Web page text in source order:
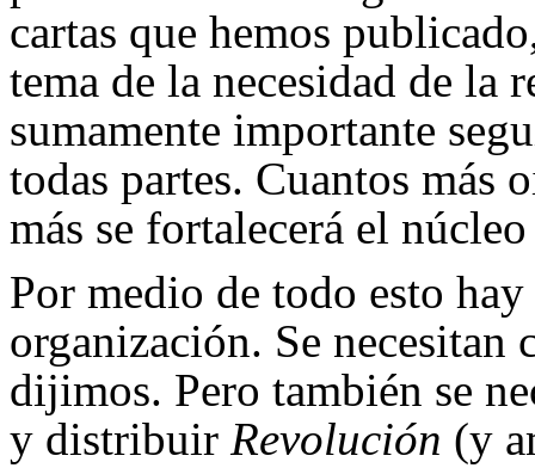
cartas que hemos
tema de la necesidad de la
sumamente importante
todas partes. Cuantos más
más se fortalecerá el
Por medio de todo esto
organización. Se necesitan
dijimos. Pero también se
y distribuir Revolución (y